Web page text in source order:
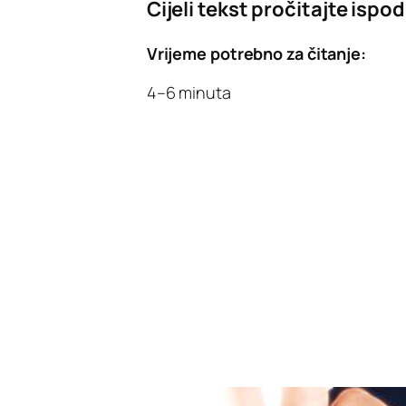
Cijeli tekst pročitajte
Vrijeme potrebno za čitanje:
4–6 minuta